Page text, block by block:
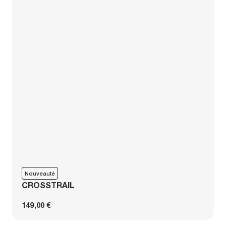
Nouveauté
CROSSTRAIL
149,00 €